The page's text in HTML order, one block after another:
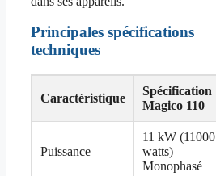
Principales spécifications
techniques
Caractéristique
Spécification
Magico 110
Puissance
11 kW (11000
watts)
Monophasé